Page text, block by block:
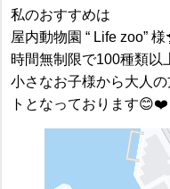
私のおすすめは
屋内動物園 “ Life zoo” 様
時間無制限で100種類以
小さなお子様から大人
トとなっております😊❤️